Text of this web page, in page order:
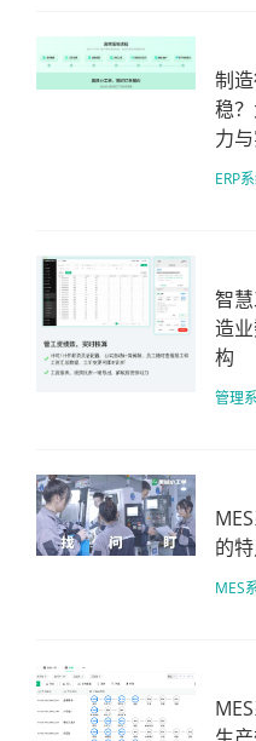
制
稳
力
ERP
智
造
构
管理
的
MES